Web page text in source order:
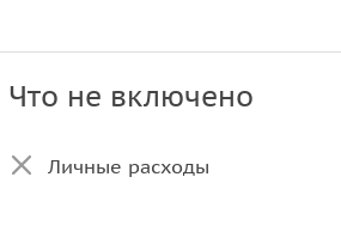
Что не включено
Личные расходы